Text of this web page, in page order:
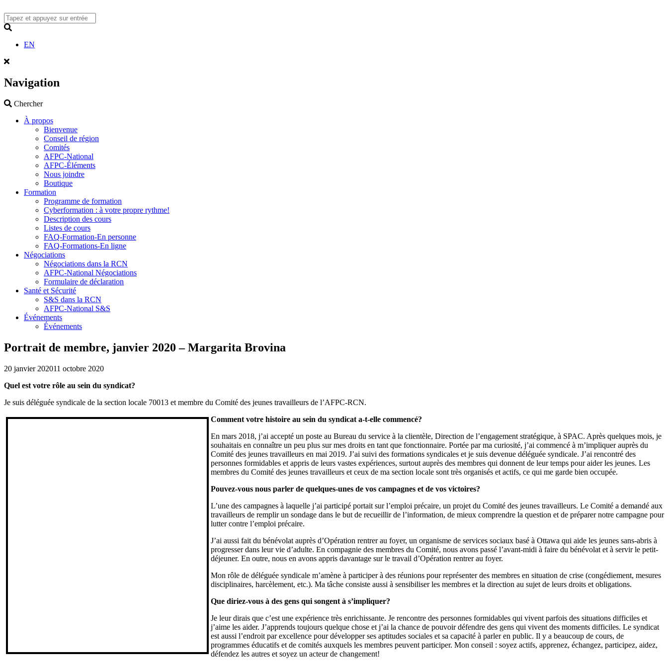
to
content
EN
Navigation
ChercherSearch
À propos
Bienvenue
Conseil de région
Comités
AFPC-National
AFPC-Éléments
Nous joindre
Boutique
Formation
Programme de formation
Cyberformation : à votre propre rythme!
Description des cours
Listes de cours
FAQ-Formation-En personne
FAQ-Formations-En ligne
Négociations
Négociations dans la RCN
AFPC-National Négociations
Formulaire de déclaration
Santé et Sécurité
S&S dans la RCN
AFPC-National S&S
Événements
Événements
Portrait de membre, janvier 2020 – Margarita Brovina
20 janvier 202011 octobre 2020
Quel est votre rôle au sein du syndicat?
Je suis déléguée syndicale de la section locale 70013 et membre du Comité des jeunes travailleurs de l’AFPC-RCN.
Comment votre histoire au sein du syndicat a-t-elle commencé?
En mars 2018, j’ai accepté un poste au Bureau du service à la clientèle, Direction de l’engagement stratégique, à SPAC. Après quelques mois, je
souhaitais en connaître un peu plus sur mes droits en tant que fonctionnaire. Portée par ma curiosité, j’ai commencé à m’impliquer auprès du
Comité des jeunes travailleurs en mai 2019. J’ai suivi des formations syndicales et je suis devenue déléguée syndicale. J’ai rencontré des
personnes formidables et appris de leurs vastes expériences, surtout auprès des membres qui donnent de leur temps pour aider les jeunes. Les
membres du Comité des jeunes travailleurs et ceux de ma section locale sont très organisés et actifs, ce qui me garde bien occupée.
Pouvez-vous nous parler de quelques-unes de vos campagnes et de vos victoires?
L’une des campagnes à laquelle j’ai participé portait sur l’emploi précaire, un projet du Comité des jeunes travailleurs. Le Comité a demandé aux
travailleurs de remplir un sondage dans le but de recueillir de l’information, de mieux comprendre la question et de préparer notre campagne pour
lutter contre l’emploi précaire.
J’ai aussi fait du bénévolat auprès d’Opération rentrer au foyer, un organisme de services sociaux basé à Ottawa qui aide les jeunes sans-abris à
progresser dans leur vie d’adulte. En compagnie des membres du Comité, nous avons passé l’avant-midi à faire du bénévolat et à servir le petit-
déjeuner. En outre, nous en avons appris davantage sur le travail d’Opération rentrer au foyer.
Mon rôle de déléguée syndicale m’amène à participer à des réunions pour représenter des membres en situation de crise (congédiement, mesures
disciplinaires, harcèlement, etc.). Ma tâche consiste aussi à sensibiliser les membres et la direction au sujet de leurs droits et obligations.
Que diriez-vous à des gens qui songent à s’impliquer?
Je leur dirais que c’est une expérience très enrichissante. Je rencontre des personnes formidables qui vivent parfois des situations difficiles et
j’aime les aider. J’apprends toujours quelque chose et j’ai la chance de pouvoir défendre des gens qui vivent des moments difficiles. Le syndicat
est aussi l’endroit par excellence pour développer ses aptitudes sociales et sa capacité à parler en public. Il y a beaucoup de cours, de
programmes éducatifs et de comités auxquels les membres peuvent participer. Mon conseil : soyez actifs, apprenez, échangez, participez, aidez,
défendez les autres et soyez un acteur de changement!